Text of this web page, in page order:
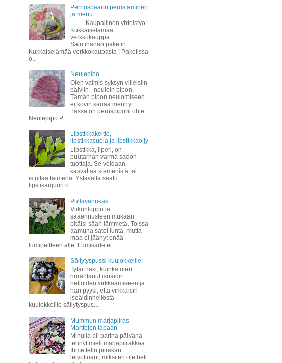
Perhosbaarin perustaminen
ja menu
Kaupallinen yhteistyö:
Kukkaiselämää
verkkokauppa
Sain ihanan paketin
Kukkaiselämää verkkokaupasta ! Paketissa
o...
Neulepipo
Olen valmis syksyn viileisiin
päiviin - neuloin pipon.
Tämän pipon neulomiseen
ei kovin kauaa mennyt.
Tässä on peruspiponi ohje:
Neulepipo P...
Lipstikkakeitto,
lipstikkasuola ja lipstikkaöljy
Lipstikka, liperi, on
puutarhan varma sadon
tuottaja. Se voidaan
kasvattaa siemenistä tai
istuttaa taimena. Ystävältä saatu
lipstikanjuuri o...
Pullavanukas
Viikonloppu ja
sääennusteen mukaan
pitäisi sään lämmetä. Toissa
aamuna satoi lunta, mutta
maa ei jäänyt enää
lumipeitteen alle. Lumisade ei ...
Säilytyspussi kuulokkeille
Tytär näki, kuinka olen
hurahtanut isoäidin
neliöiden virkkaamiseen ja
hän pyysi, että virkkaisin
isoäidinneliöstä
kuulokkeille säilytyspus...
Mummun marjapiiras
Marttojen tapaan
Minulla oli parina päivänä
tehnyt mieli marjapiirakkaa.
Ihmettelin piirakan
leivottuani, miksi en ole heti